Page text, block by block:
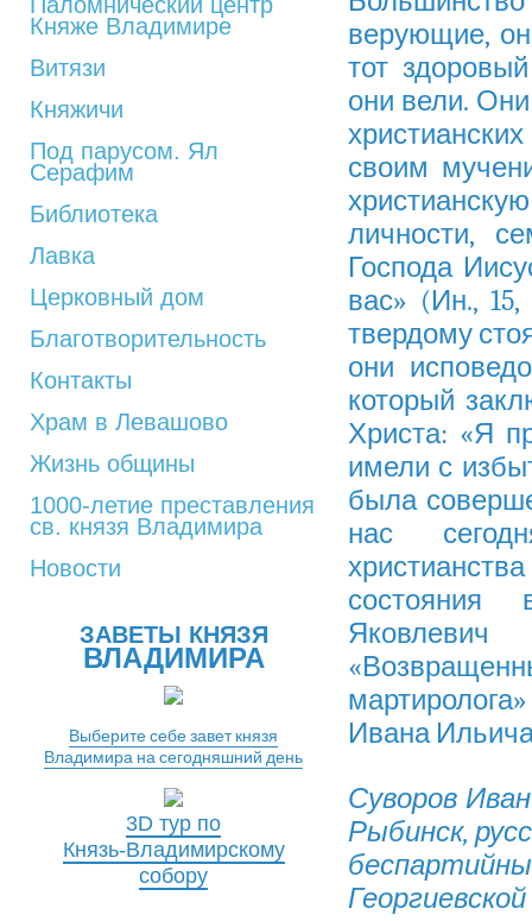
Княже Владимире
Витязи
Княжичи
Под парусом. Ял
Серафим
Библиотека
Лавка
Церковный дом
Благотворительность
Контакты
Храм в Левашово
Жизнь общины
1000-летие преставления
св. князя Владимира
Новости
ЗАВЕТЫ КНЯЗЯ
ВЛАДИМИРА
Выберите себе завет князя
Владимира на сегодняшний день
3D тур по
Князь-Владимирскому
собору
верующие,
тот
они вели.
своим
личности,
Господа
вас» (Ин.,
твердому
они
который
Христа: «Я
имели с
была
нас
состояния
Ивана
Суворов
Рыбинск,